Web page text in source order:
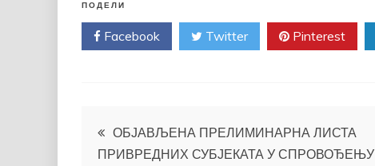
ПОДЕЛИ
Facebook Twitter Pinterest
Кретање
ОБЈАВЉЕНА ПРЕЛИМИНАРНА ЛИСТА
ПРИВРЕДНИХ СУБЈЕКАТА У СПРОВОЂЕЊУ